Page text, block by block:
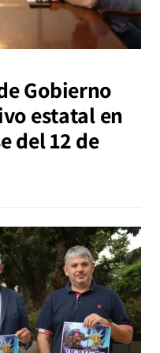
Gobierno
estatal en
del 12 de